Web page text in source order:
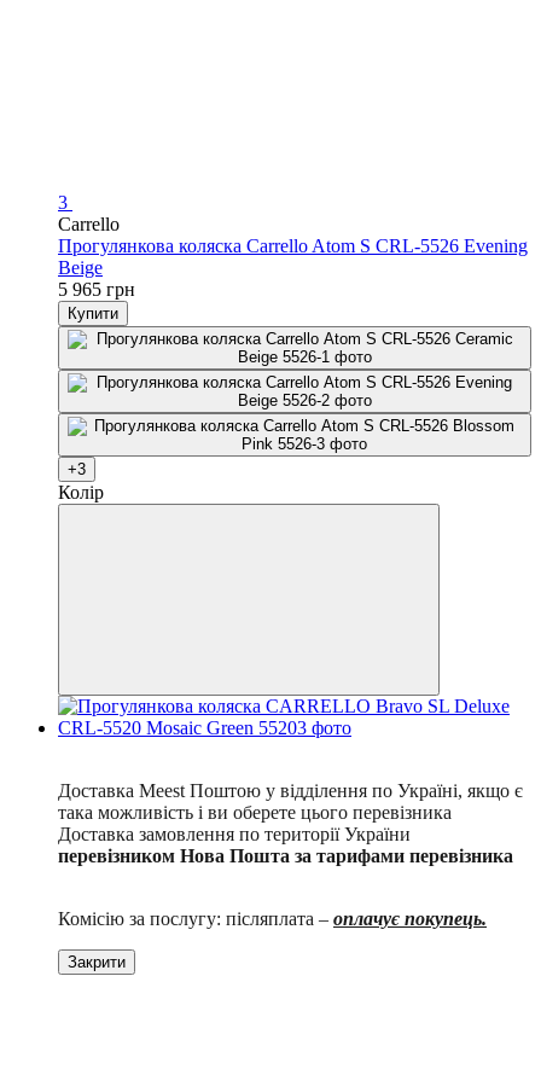
3
Carrello
Прогулянкова коляска Carrello Atom S CRL-5526 Evening
Beige
5 965 грн
Купити
+3
Колір
Доставка Meest Поштою у відділення по Україні, якщо є
така можливість і ви оберете цього перевізника
Доставка замовлення по території України
перевізником Нова Пошта за тарифами перевізника
Комісію за послугу: післяплата – оплачує покупець.
Закрити